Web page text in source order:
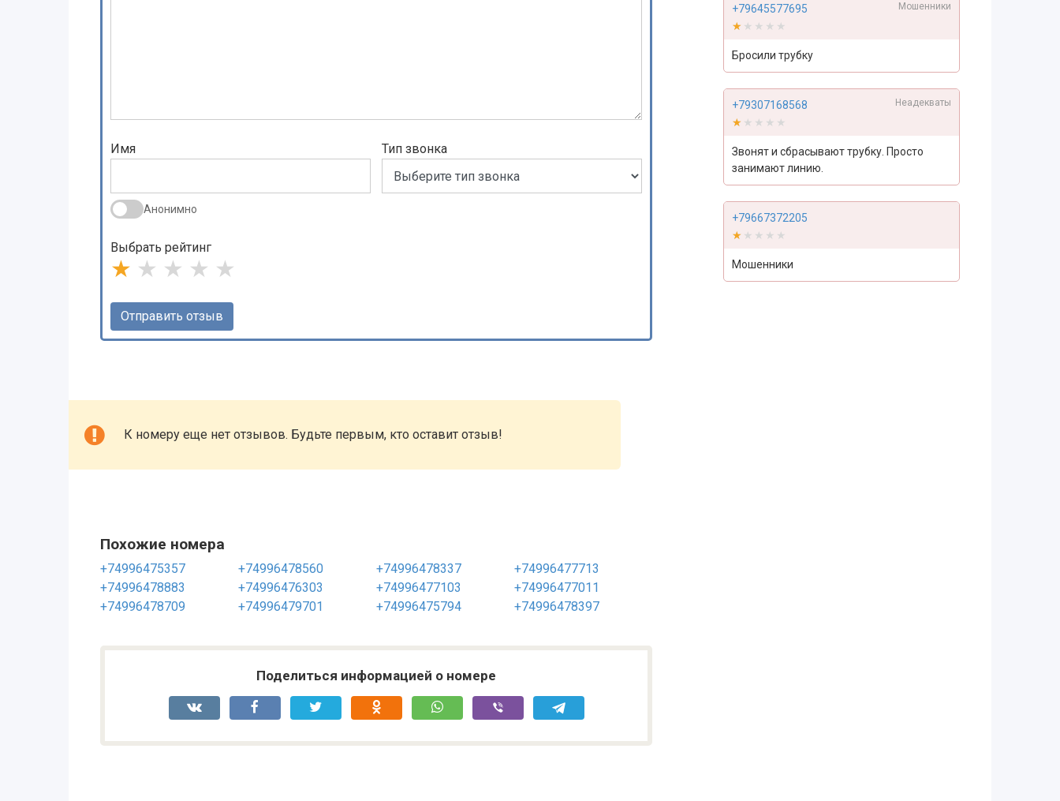
Имя
Анонимно
Тип звонка
Выбрать рейтинг
★ ★ ★ ★ ★
К номеру еще нет отзывов. Будьте первым, кто оставит отзыв!
Похожие номера
+74996475357 +74996478560 +74996478337
+74996477713
+74996478883
+74996476303 +74996477103
+74996477011
+74996478709
+74996479701 +74996475794 +74996478397
Поделиться информацией о номере
+79645577695 Мошенники
★★★★★
★★★★★
Бросили трубку
+79307168568 Неадекваты
★★★★★
★★★★★
Звонят и сбрасывают трубку. Просто
занимают линию.
+79667372205
★★★★★
★★★★★
Мошенники